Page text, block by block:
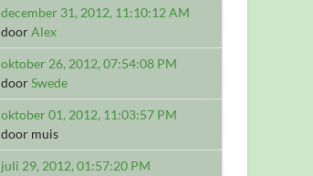
december 31, 2012, 11:10:12 AM
doorAlex
oktober 26, 2012, 07:54:08 PM
doorSwede
oktober 01, 2012, 11:03:57 PM
door muis
juli 29, 2012, 01:57:20 PM